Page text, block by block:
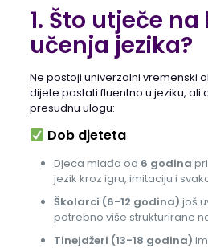
1. Što utječe
učenja jezika?
Ne postoji univerzalni vremenski
dijete postati fluentno u jeziku, ali
presudnu ulogu:
Dob djeteta
Djeca mlađa od 6 godina
jezik kroz igru, imitaciju i
Školarci (6-12 godina) još
potrebno više strukturirane
Tinejdžeri (13-18 godina)